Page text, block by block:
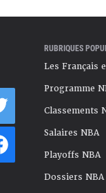
RUBRIQUES
Les Français
Programme
Classements
Salaires NBA
Playoffs NBA
Dossiers NBA